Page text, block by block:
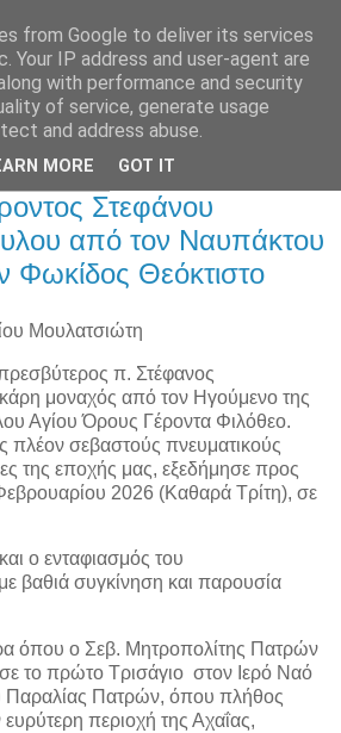
Στεφάνου
από τον Ναυπάκτου
Φωκίδος Θεόκτιστο
Μουλατσιώτη
π. Στέφανος
μοναχός από τον Ηγούμενο της
Αγίου Όρους Γέροντα Φιλόθεο.
πλέον σεβαστούς πνευματικούς
της εποχής μας, εξεδήμησε προς
2026 (Καθαρά Τρίτη), σε
ο ενταφιασμός του
βαθιά συγκίνηση και παρουσία
όπου ο Σεβ. Μητροπολίτης Πατρών
το πρώτο Τρισάγιο στον Ιερό Ναό
Παραλίας Πατρών, όπου πλήθος
περιοχή της Αχαΐας,
from Google to deliver its services
Your IP address and user-agent are
with performance and security
of service, generate usage
and address abuse.
MORE GOT IT